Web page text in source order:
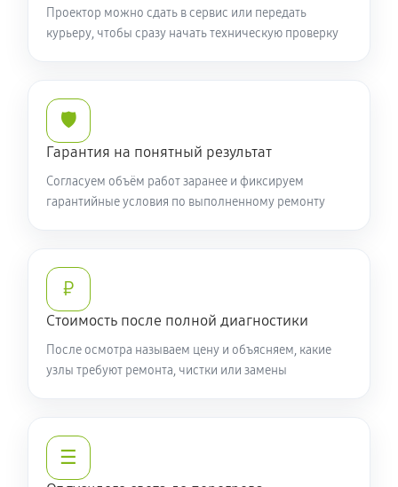
Проектор можно сдать в сервис или передать
курьеру, чтобы сразу начать техническую проверку
🛡️
Гарантия на понятный результат
Согласуем объём работ заранее и фиксируем
гарантийные условия по выполненному ремонту
₽
Стоимость после полной диагностики
После осмотра называем цену и объясняем, какие
узлы требуют ремонта, чистки или замены
☰